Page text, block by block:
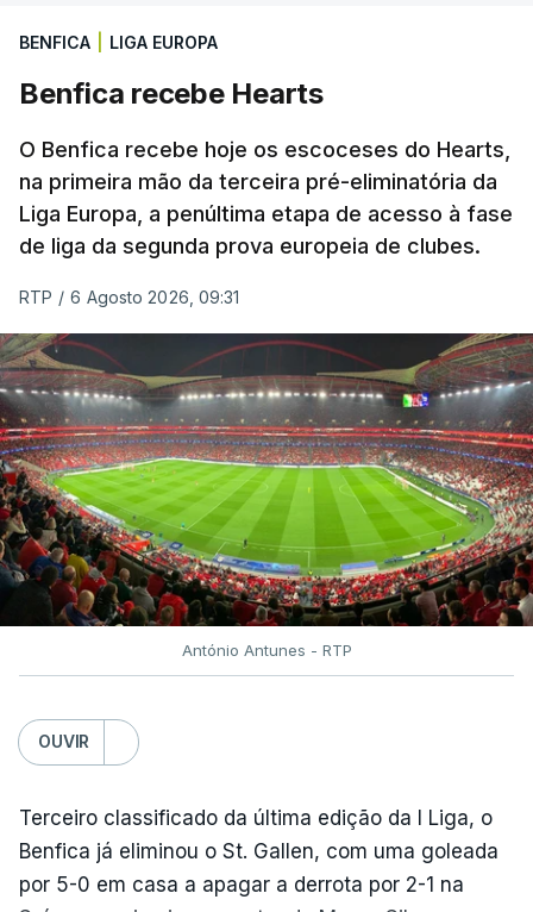
BENFICA LIGA EUROPA
Benfica recebe Hearts
O Benfica recebe hoje os escoceses do Hearts,
na primeira mão da terceira pré-eliminatória da
Liga Europa, a penúltima etapa de acesso à fase
de liga da segunda prova europeia de clubes.
RTP / 6 Agosto 2026, 09:31
António Antunes - RTP
OUVIR
Terceiro classificado da última edição da I Liga, o
Benfica já eliminou o St. Gallen, com uma goleada
por 5-0 em casa a apagar a derrota por 2-1 na